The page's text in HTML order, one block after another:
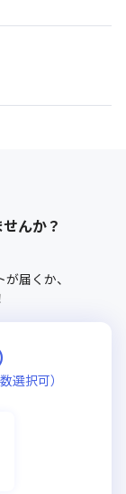
んか？
届くか、
選択可）